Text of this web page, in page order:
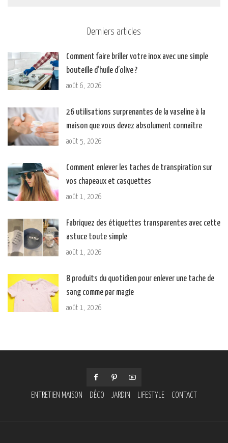
Derniers articles
Comment faire briller votre inox avec une simple
bouteille d’huile d’olive ?
août 6, 2026
26 utilisations surprenantes de la vaseline à la
maison que vous devez absolument connaître
août 5, 2026
Comment enlever les taches de transpiration sur
vos chapeaux et casquettes
août 1, 2026
Fabriquez des étiquettes transparentes avec cette
astuce toute simple
août 1, 2026
8 produits du quotidien pour enlever une tache de
sang comme par magie
août 1, 2026
ENTRETIEN MAISON DÉCO JARDIN LIFESTYLE CONTACT